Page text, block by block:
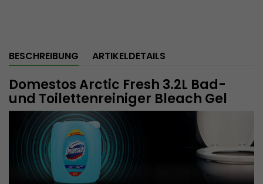
BESCHREIBUNG ARTIKELDETAILS
Domestos Arctic Fresh 3.2L Bad-
und Toilettenreiniger Bleach Gel